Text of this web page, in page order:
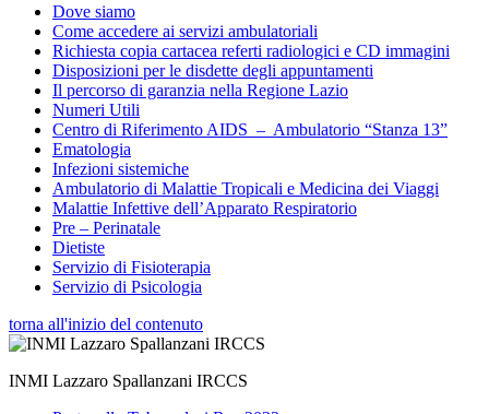
Dove siamo
Come accedere ai servizi ambulatoriali
Richiesta copia cartacea referti radiologici e CD immagini
Disposizioni per le disdette degli appuntamenti
Il percorso di garanzia nella Regione Lazio
Numeri Utili
Centro di Riferimento AIDS – Ambulatorio “Stanza 13”
Ematologia
Infezioni sistemiche
Ambulatorio di Malattie Tropicali e Medicina dei Viaggi
Malattie Infettive dell’Apparato Respiratorio
Pre – Perinatale
Dietiste
Servizio di Fisioterapia
Servizio di Psicologia
torna all'inizio del contenuto
INMI Lazzaro Spallanzani IRCCS